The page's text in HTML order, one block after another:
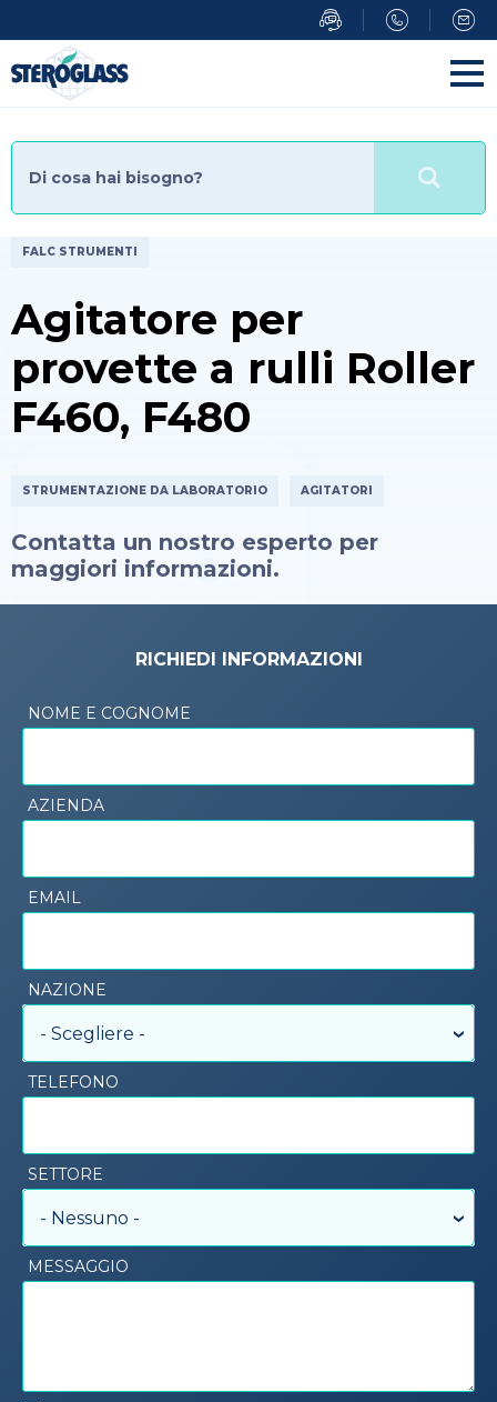
al
contenuto
principale
FALC STRUMENTI
Agitatore per
provette a rulli Roller
F460, F480
STRUMENTAZIONE DA LABORATORIO AGITATORI
Contatta un nostro esperto per
maggiori informazioni.
RICHIEDI INFORMAZIONI
NOME E COGNOME
AZIENDA
EMAIL
NAZIONE
- Scegliere -
TELEFONO
SETTORE
- Nessuno -
MESSAGGIO